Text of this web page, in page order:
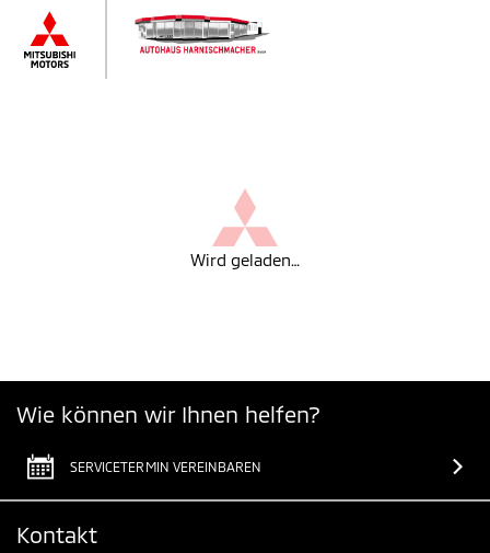
Wird geladen…
Wie können wir Ihnen helfen?
SERVICETERMIN VEREINBAREN
Kontakt